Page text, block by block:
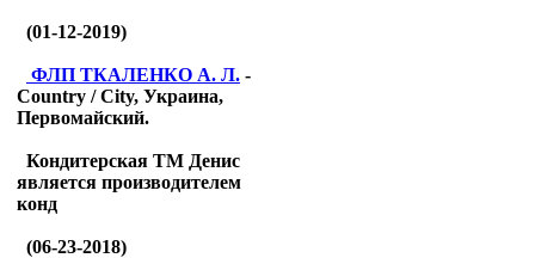
(01-12-2019)
ФЛП ТКАЛЕНКО А. Л. -
Country / City, Украина,
Первомайский.
Кондитерская ТМ Денис
является производителем
конд
(06-23-2018)